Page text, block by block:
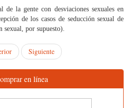
la gente con desviaciones sexuales en
de los casos de seducción sexual de
sexual, por supuesto).
Siguiente
en línea